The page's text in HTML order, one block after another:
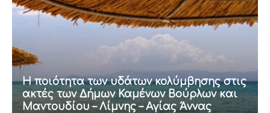
Η ποιότητα των υδάτων κολύμβησης στις
ακτές των Δήμων Καμένων Βούρλων και
Μαντουδίου – Λίμνης – Αγίας Άννας